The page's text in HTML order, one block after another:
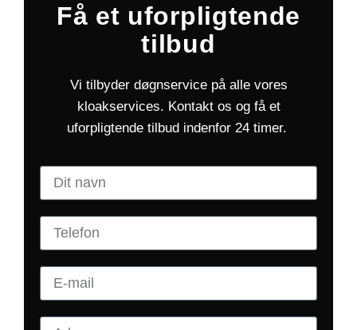
Få et uforpligtende
tilbud
Vi tilbyder døgnservice på alle vores
kloakservices. Kontakt os og få et
uforpligtende tilbud indenfor 24 timer.